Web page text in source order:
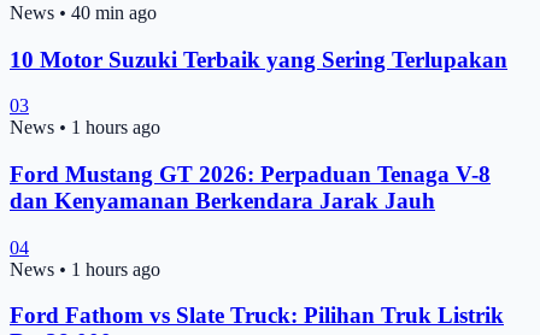
News • 40 min ago
10 Motor Suzuki Terbaik yang Sering Terlupakan
03
News • 1 hours ago
Ford Mustang GT 2026: Perpaduan Tenaga V-8
dan Kenyamanan Berkendara Jarak Jauh
04
News • 1 hours ago
Ford Fathom vs Slate Truck: Pilihan Truk Listrik